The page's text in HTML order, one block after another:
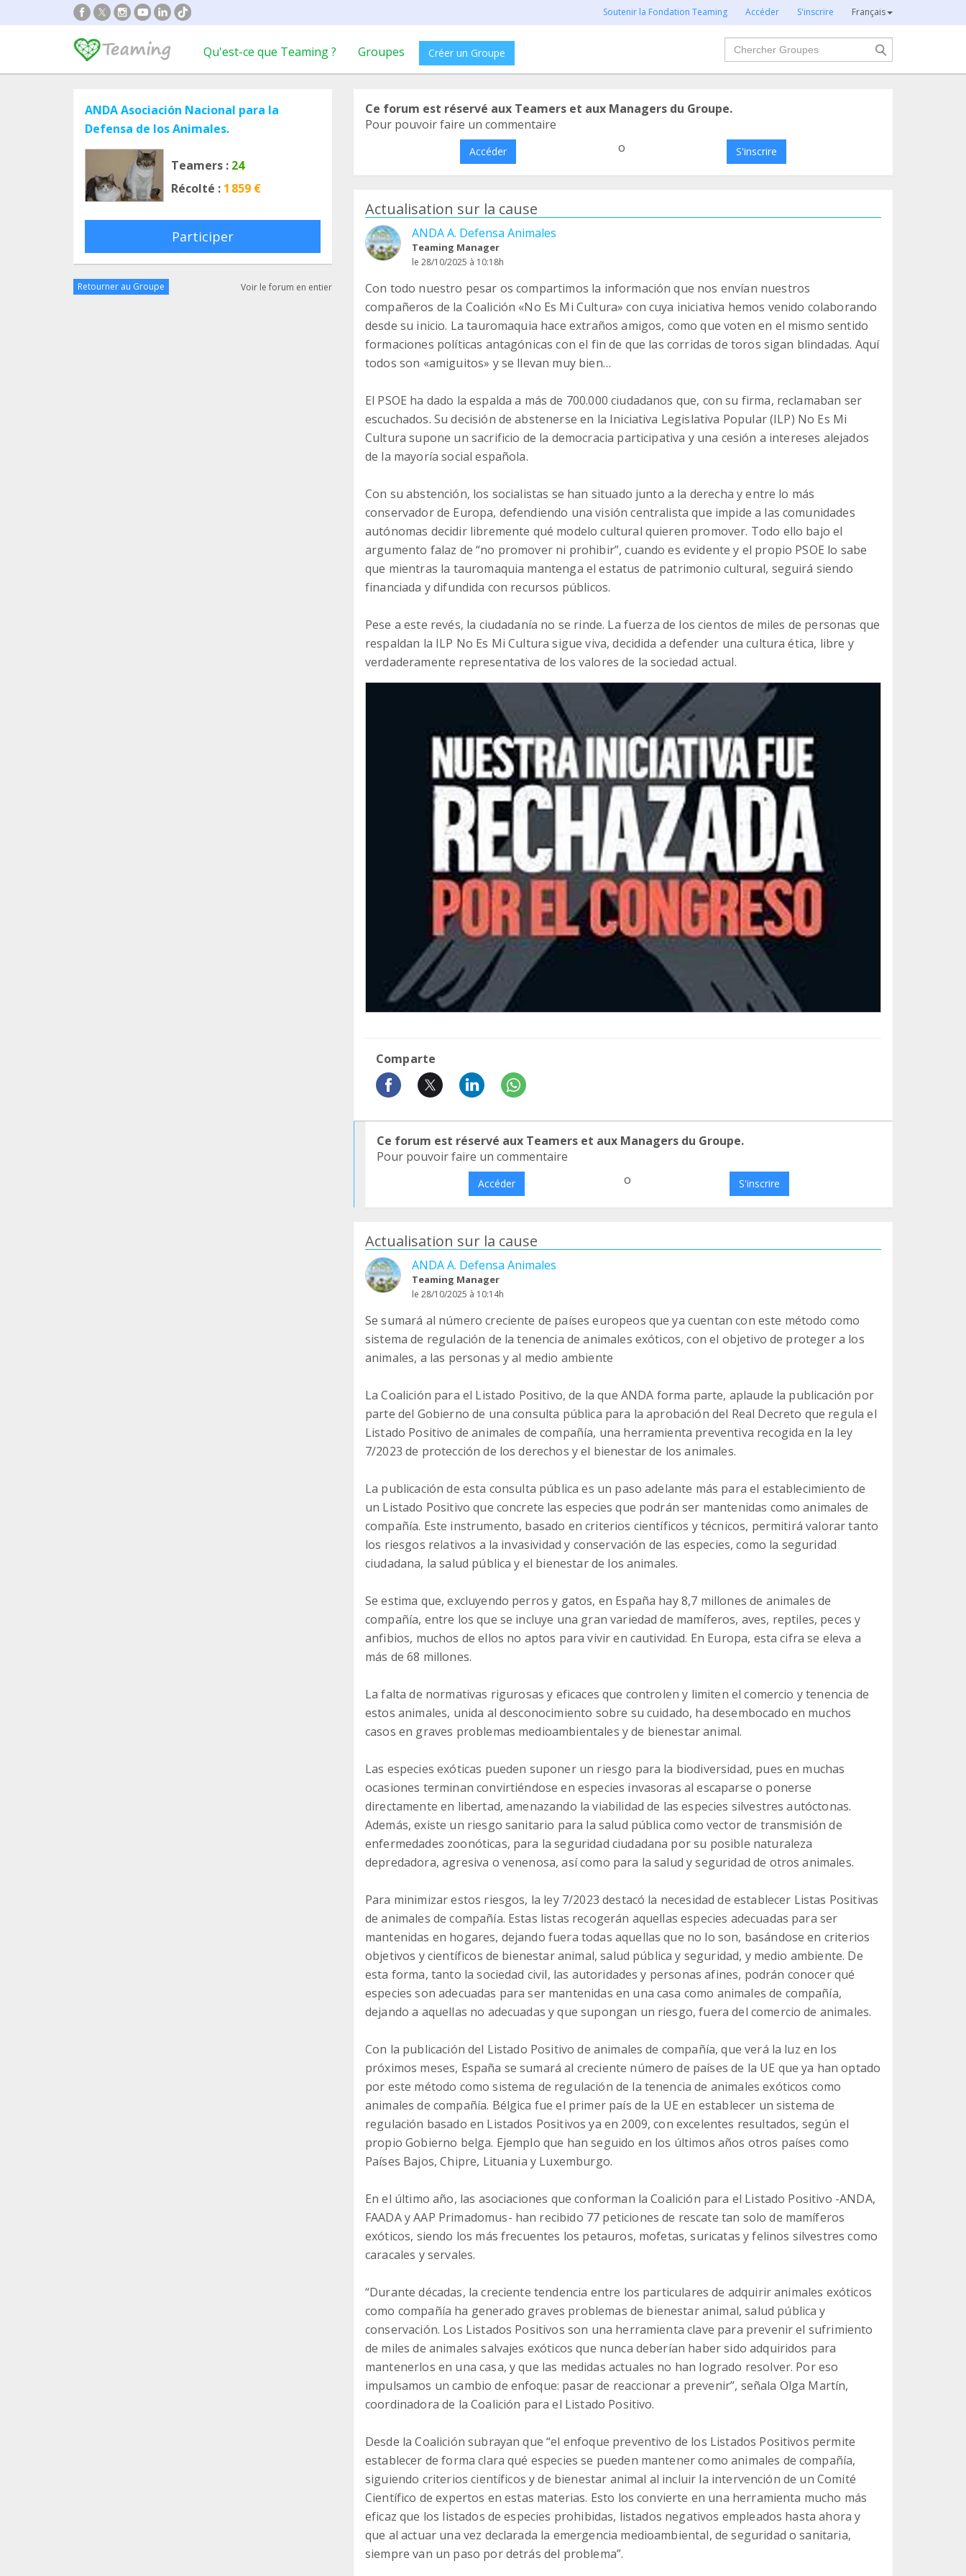
Soutenir la Fondation Teaming Accéder S'inscrire Français
Qu'est-ce que Teaming ? Groupes Créer un Groupe
Chercher
ANDA Asociación Nacional para la
Defensa de los Animales.
Teamers : 24
Récolté : 1 859 €
Participer
Retourner au Groupe Voir le forum en entier
Ce forum est réservé aux Teamers et aux Managers du Groupe.
Pour pouvoir faire un commentaire
Accéder o S'inscrire
Actualisation sur la cause
ANDA A. Defensa Animales
Teaming Manager
le 28/10/2025 à 10:18h
Con todo nuestro pesar os compartimos la información que nos envían nuestros
compañeros de la Coalición «No Es Mi Cultura» con cuya iniciativa hemos venido colaborando
desde su inicio. La tauromaquia hace extraños amigos, como que voten en el mismo sentido
formaciones políticas antagónicas con el fin de que las corridas de toros sigan blindadas. Aquí
todos son «amiguitos» y se llevan muy bien…
El PSOE ha dado la espalda a más de 700.000 ciudadanos que, con su firma, reclamaban ser
escuchados. Su decisión de abstenerse en la Iniciativa Legislativa Popular (ILP) No Es Mi
Cultura supone un sacrificio de la democracia participativa y una cesión a intereses alejados
de la mayoría social española.
Con su abstención, los socialistas se han situado junto a la derecha y entre lo más
conservador de Europa, defendiendo una visión centralista que impide a las comunidades
autónomas decidir libremente qué modelo cultural quieren promover. Todo ello bajo el
argumento falaz de “no promover ni prohibir”, cuando es evidente y el propio PSOE lo sabe
que mientras la tauromaquia mantenga el estatus de patrimonio cultural, seguirá siendo
financiada y difundida con recursos públicos.
Pese a este revés, la ciudadanía no se rinde. La fuerza de los cientos de miles de personas que
respaldan la ILP No Es Mi Cultura sigue viva, decidida a defender una cultura ética, libre y
verdaderamente representativa de los valores de la sociedad actual.
Comparte
Ce forum est réservé aux Teamers et aux Managers du Groupe.
Pour pouvoir faire un commentaire
Accéder o S'inscrire
Actualisation sur la cause
ANDA A. Defensa Animales
Teaming Manager
le 28/10/2025 à 10:14h
Se sumará al número creciente de países europeos que ya cuentan con este método como
sistema de regulación de la tenencia de animales exóticos, con el objetivo de proteger a los
animales, a las personas y al medio ambiente
La Coalición para el Listado Positivo, de la que ANDA forma parte, aplaude la publicación por
parte del Gobierno de una consulta pública para la aprobación del Real Decreto que regula el
Listado Positivo de animales de compañía, una herramienta preventiva recogida en la ley
7/2023 de protección de los derechos y el bienestar de los animales.
La publicación de esta consulta pública es un paso adelante más para el establecimiento de
un Listado Positivo que concrete las especies que podrán ser mantenidas como animales de
compañía. Este instrumento, basado en criterios científicos y técnicos, permitirá valorar tanto
los riesgos relativos a la invasividad y conservación de las especies, como la seguridad
ciudadana, la salud pública y el bienestar de los animales.
Se estima que, excluyendo perros y gatos, en España hay 8,7 millones de animales de
compañía, entre los que se incluye una gran variedad de mamíferos, aves, reptiles, peces y
anfibios, muchos de ellos no aptos para vivir en cautividad. En Europa, esta cifra se eleva a
más de 68 millones.
La falta de normativas rigurosas y eficaces que controlen y limiten el comercio y tenencia de
estos animales, unida al desconocimiento sobre su cuidado, ha desembocado en muchos
casos en graves problemas medioambientales y de bienestar animal.
Las especies exóticas pueden suponer un riesgo para la biodiversidad, pues en muchas
ocasiones terminan convirtiéndose en especies invasoras al escaparse o ponerse
directamente en libertad, amenazando la viabilidad de las especies silvestres autóctonas.
Además, existe un riesgo sanitario para la salud pública como vector de transmisión de
enfermedades zoonóticas, para la seguridad ciudadana por su posible naturaleza
depredadora, agresiva o venenosa, así como para la salud y seguridad de otros animales.
Para minimizar estos riesgos, la ley 7/2023 destacó la necesidad de establecer Listas Positivas
de animales de compañía. Estas listas recogerán aquellas especies adecuadas para ser
mantenidas en hogares, dejando fuera todas aquellas que no lo son, basándose en criterios
objetivos y científicos de bienestar animal, salud pública y seguridad, y medio ambiente. De
esta forma, tanto la sociedad civil, las autoridades y personas afines, podrán conocer qué
especies son adecuadas para ser mantenidas en una casa como animales de compañía,
dejando a aquellas no adecuadas y que supongan un riesgo, fuera del comercio de animales.
Con la publicación del Listado Positivo de animales de compañía, que verá la luz en los
próximos meses, España se sumará al creciente número de países de la UE que ya han optado
por este método como sistema de regulación de la tenencia de animales exóticos como
animales de compañía. Bélgica fue el primer país de la UE en establecer un sistema de
regulación basado en Listados Positivos ya en 2009, con excelentes resultados, según el
propio Gobierno belga. Ejemplo que han seguido en los últimos años otros países como
Países Bajos, Chipre, Lituania y Luxemburgo.
En el último año, las asociaciones que conforman la Coalición para el Listado Positivo -ANDA,
FAADA y AAP Primadomus- han recibido 77 peticiones de rescate tan solo de mamíferos
exóticos, siendo los más frecuentes los petauros, mofetas, suricatas y felinos silvestres como
caracales y servales.
“Durante décadas, la creciente tendencia entre los particulares de adquirir animales exóticos
como compañía ha generado graves problemas de bienestar animal, salud pública y
conservación. Los Listados Positivos son una herramienta clave para prevenir el sufrimiento
de miles de animales salvajes exóticos que nunca deberían haber sido adquiridos para
mantenerlos en una casa, y que las medidas actuales no han logrado resolver. Por eso
impulsamos un cambio de enfoque: pasar de reaccionar a prevenir”, señala Olga Martín,
coordinadora de la Coalición para el Listado Positivo.
Desde la Coalición subrayan que “el enfoque preventivo de los Listados Positivos permite
establecer de forma clara qué especies se pueden mantener como animales de compañía,
siguiendo criterios científicos y de bienestar animal al incluir la intervención de un Comité
Científico de expertos en estas materias. Esto los convierte en una herramienta mucho más
eficaz que los listados de especies prohibidas, listados negativos empleados hasta ahora y
que al actuar una vez declarada la emergencia medioambiental, de seguridad o sanitaria,
siempre van un paso por detrás del problema”.